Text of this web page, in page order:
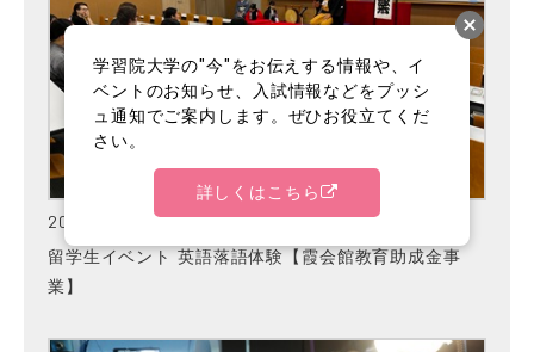
2026.07.01
留学生イベント 英語落語体験【霞会館教育助成金事
業】
学習院大学の"今"をお伝えする情報や、イ
ベントのお知らせ、入試情報などをプッシ
ュ通知でご案内します。ぜひお役立てくだ
さい。
詳しくはこちら